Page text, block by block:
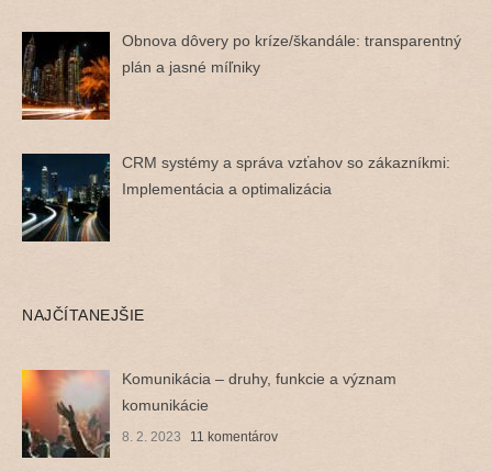
Obnova dôvery po kríze/škandále: transparentný
plán a jasné míľniky
CRM systémy a správa vzťahov so zákazníkmi:
Implementácia a optimalizácia
NAJČÍTANEJŠIE
Komunikácia – druhy, funkcie a význam
komunikácie
8. 2. 2023 11 komentárov